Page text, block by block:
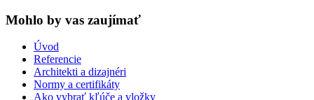
Mohlo by vas zaujímať
Úvod
Referencie
Architekti a dizajnéri
Normy a certifikáty
Ako vybrať kľúče a vložky